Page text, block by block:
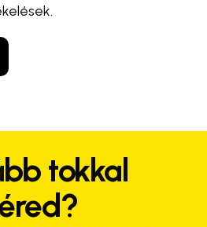
tokkal